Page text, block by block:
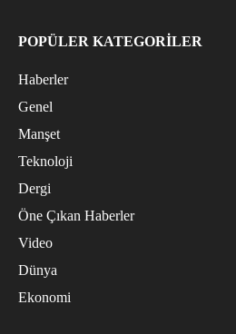
POPÜLER KATEGORİLER
Haberler
Genel
Manşet
Teknoloji
Dergi
Öne Çıkan Haberler
Video
Dünya
Ekonomi